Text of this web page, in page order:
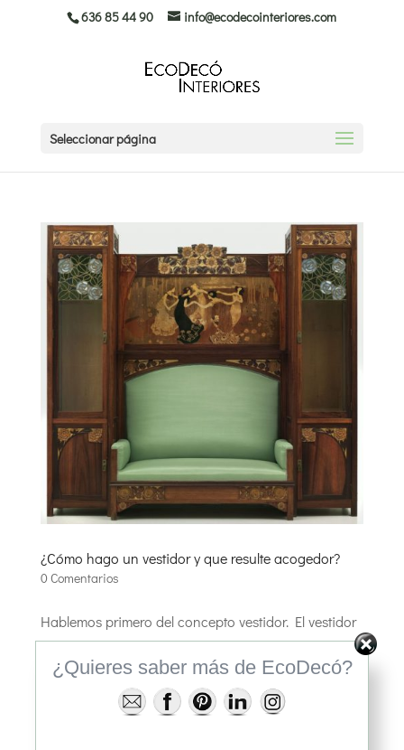
636 85 44 90 info@ecodecointeriores.com
Seleccionar página
¿Cómo hago un vestidor y que resulte acogedor?
0 Comentarios
Hablemos primero del concepto vestidor. El vestidor
es la estancia que sirve para cambiarse de ropa. En
él guardamos la ropa en armarios. Así pues el lugar
más adecuado para ello era el espacio entre
dormitorio y baño, por ser el lugar de mayor
¿Quieres saber más de EcoDecó?